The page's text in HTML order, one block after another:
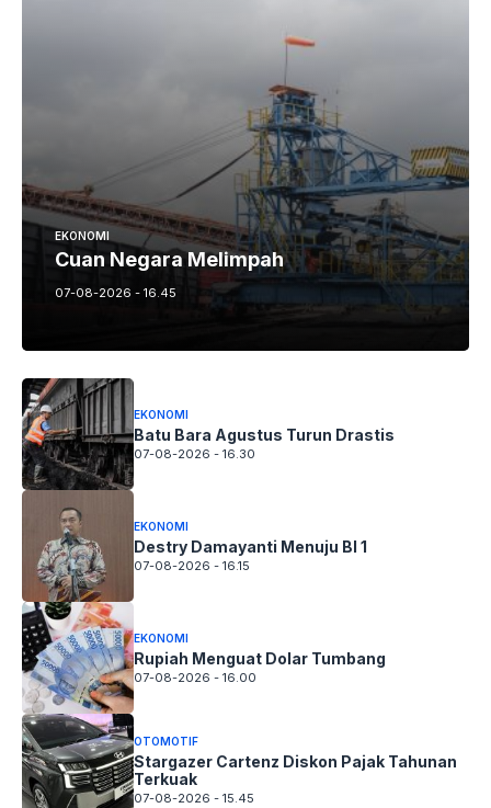
EKONOMI
Cuan Negara Melimpah
07-08-2026 - 16.45
EKONOMI
Batu Bara Agustus Turun Drastis
07-08-2026 - 16.30
EKONOMI
Destry Damayanti Menuju BI 1
07-08-2026 - 16.15
EKONOMI
Rupiah Menguat Dolar Tumbang
07-08-2026 - 16.00
OTOMOTIF
Stargazer Cartenz Diskon Pajak Tahunan
Terkuak
07-08-2026 - 15.45